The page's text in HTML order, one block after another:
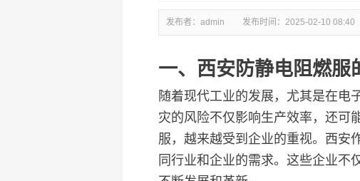
发布者：admin 发布时间： 2025-02-10 08:40
一、西安防静电阻燃服
随着现代工业的发展，尤其是在电
灾的风险不仅影响生产效率，还可
服，越来越受到企业的重视。西安
同行业和企业的需求。这些企业不